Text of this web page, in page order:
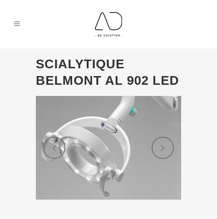
SCIALYTIQUE
BELMONT AL 902 LED